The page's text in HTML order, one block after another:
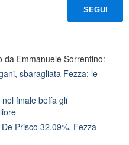
SEGUI
da Emmanuele Sorrentino:
sbaragliata Fezza: le
finale beffa gli
Prisco 32.09%, Fezza